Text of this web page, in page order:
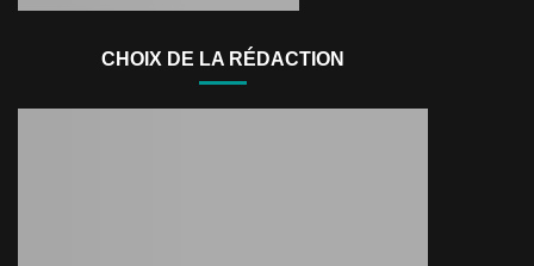
CHOIX DE LA RÉDACTION